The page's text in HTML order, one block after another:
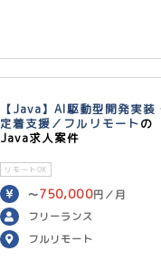
【Java】AI駆動型開発実装
定着支援／フルリモートの
Java求人案件
リモートOK
〜750,000円／月
フリーランス
フルリモート